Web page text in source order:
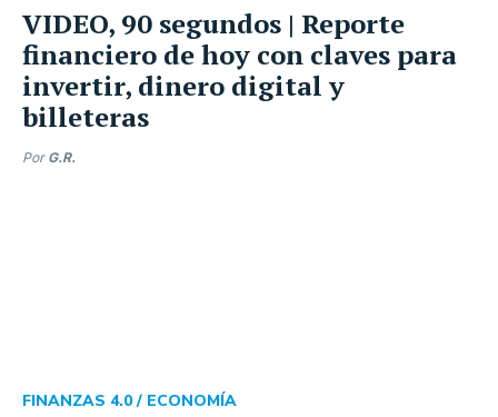
VIDEO, 90 segundos | Reporte
financiero de hoy con claves para
invertir, dinero digital y
billeteras
Por G.R.
FINANZAS 4.0 / ECONOMÍA